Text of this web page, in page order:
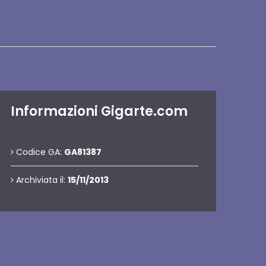
Informazioni Gigarte.com
Codice GA: GA81387
Archiviata il: 15/11/2013